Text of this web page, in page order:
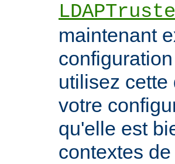
maintenant
utilisez
votre
qu'elle est
contextes